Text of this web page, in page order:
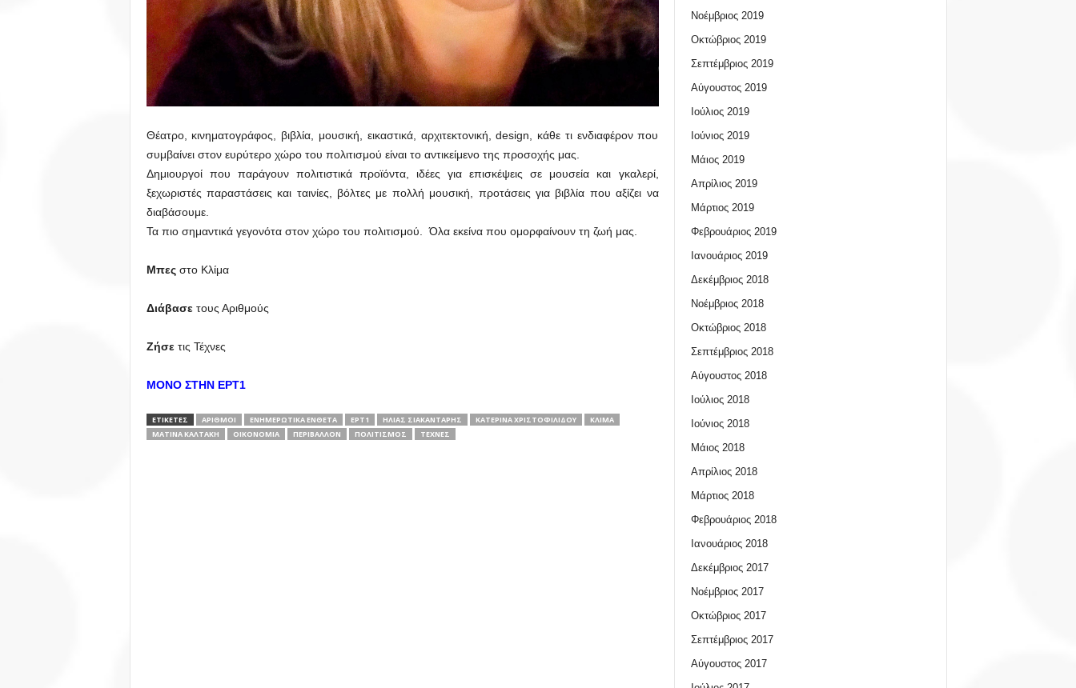
Θέατρο, κινηματογράφος, βιβλία, μουσική, εικαστικά, αρχιτεκτονική, design, κάθε τι ενδιαφέρον που
συμβαίνει στον ευρύτερο χώρο του πολιτισμού είναι το αντικείμενο της προσοχής μας.
Δημιουργοί που παράγουν πολιτιστικά προϊόντα, ιδέες για επισκέψεις σε μουσεία και γκαλερί,
ξεχωριστές παραστάσεις και ταινίες, βόλτες με πολλή μουσική, προτάσεις για βιβλία που αξίζει να
διαβάσουμε.
Τα πιο σημαντικά γεγονότα στον χώρο του πολιτισμού. Όλα εκείνα που ομορφαίνουν τη ζωή μας.
Μπεςστο Κλίμα
Διάβασετους Αριθμούς
Ζήσετις Τέχνες
ΜΟΝΟ ΣΤΗΝ ΕΡΤ1
ΕΤΙΚΕΤΕΣ ΑΡΙΘΜΟΊ ΕΝΗΜΕΡΩΤΙΚΆ ΈΝΘΕΤΑ ΕΡΤ1 ΗΛΊΑΣ ΣΙΑΚΑΝΤΆΡΗΣ ΚΑΤΕΡΊΝΑ ΧΡΙΣΤΟΦΙΛΊΔΟΥ
ΚΛΊΜΑ
ΜΑΤΊΝΑ ΚΑΛΤΆΚΗ
ΟΙΚΟΝΟΜΊΑ ΠΕΡΙΒΆΛΛΟΝ ΠΟΛΙΤΙΣΜΌΣ ΤΈΧΝΕΣ
Νοέμβριος 2019
Οκτώβριος 2019
Σεπτέμβριος 2019
Αύγουστος 2019
Ιούλιος 2019
Ιούνιος 2019
Μάιος 2019
Απρίλιος 2019
Μάρτιος 2019
Φεβρουάριος 2019
Ιανουάριος 2019
Δεκέμβριος 2018
Νοέμβριος 2018
Οκτώβριος 2018
Σεπτέμβριος 2018
Αύγουστος 2018
Ιούλιος 2018
Ιούνιος 2018
Μάιος 2018
Απρίλιος 2018
Μάρτιος 2018
Φεβρουάριος 2018
Ιανουάριος 2018
Δεκέμβριος 2017
Νοέμβριος 2017
Οκτώβριος 2017
Σεπτέμβριος 2017
Αύγουστος 2017